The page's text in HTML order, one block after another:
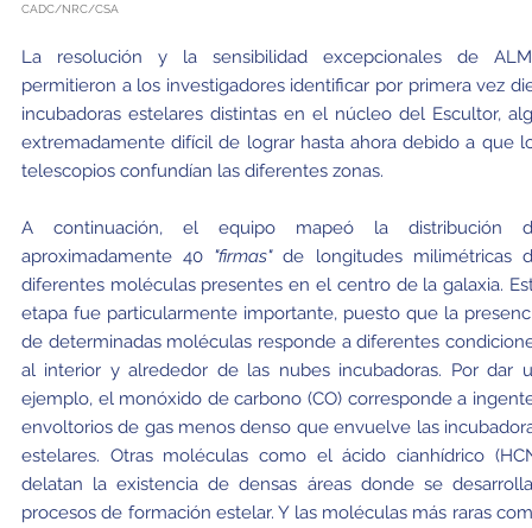
CADC/NRC/CSA
La resolución y la sensibilidad excepcionales de
permitieron a los investigadores identificar por primera vez
incubadoras estelares distintas en el núcleo del Escultor,
extremadamente difícil de lograr hasta ahora debido a que
telescopios confundían las diferentes zonas.
A continuación, el equipo mapeó la distribución
aproximadamente 40 "firmas"de longitudes milimétricas
diferentes moléculas presentes en el centro de la galaxia.
etapa fue particularmente importante, puesto que la
de determinadas moléculas responde a diferentes
al interior y alrededor de las nubes incubadoras. Por dar
ejemplo, el monóxido de carbono (CO) corresponde a
envoltorios de gas menos denso que envuelve las
estelares. Otras moléculas como el ácido cianhídrico
delatan la existencia de densas áreas donde se
procesos de formación estelar. Y las moléculas más raras